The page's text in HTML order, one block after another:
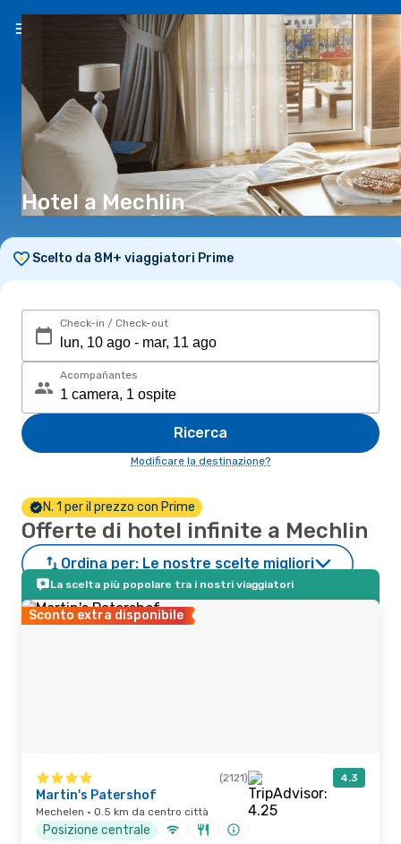
IT(CHF)
Hotel a Mechlin
Scelto da 8M+ viaggiatori Prime
Check-in / Check-out
Acompañantes
Ricerca
Modificare la destinazione?
N. 1 per il prezzo con Prime
Offerte di hotel infinite a Mechlin
Ordina per: Le nostre scelte migliori
La scelta più popolare tra i nostri viaggiatori
Sconto extra disponibile
(2121) 4.3
Martin's Patershof
Mechelen · 0.5 km da centro città
Posizione centrale